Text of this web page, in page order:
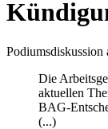
Die
aktuellen
BAG-
(...)